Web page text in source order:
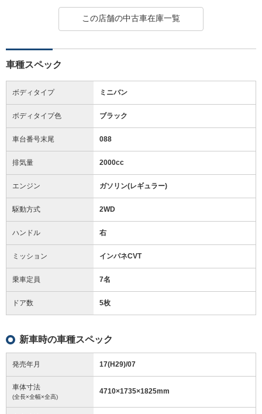
この店舗の中古車在庫一覧
車種スペック
ボディタイプ ミニバン
ボディタイプ色 ブラック
車台番号末尾 088
排気量 2000cc
エンジン ガソリン(レギュラー)
駆動方式 2WD
ハンドル 右
ミッション インパネCVT
乗車定員 7名
ドア数 5枚
新車時の車種スペック
発売年月 17(H29)/07
車体寸法
(全長×全幅×全高)
4710×1735×1825mm